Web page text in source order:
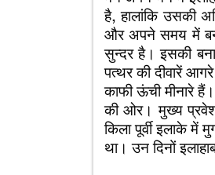
है, हालांकि उसकी
और अपने समय में
सुन्दर है। इसकी
पत्थर की दीवारें
काफी ऊंची मीनारे
की ओर। मुख्य
किला पूर्वी इलाके में
था। उन दिनों